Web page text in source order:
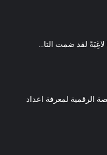
الرقمية لمعرفة اعداد